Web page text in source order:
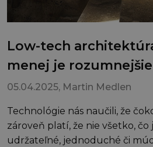
Low-tech
menej je rozumnejšie
05.04.2025, Martin Medlen
Technológie nás naučili, že
zároveň platí, že nie všetko, čo
udržateľné, jednoduché či